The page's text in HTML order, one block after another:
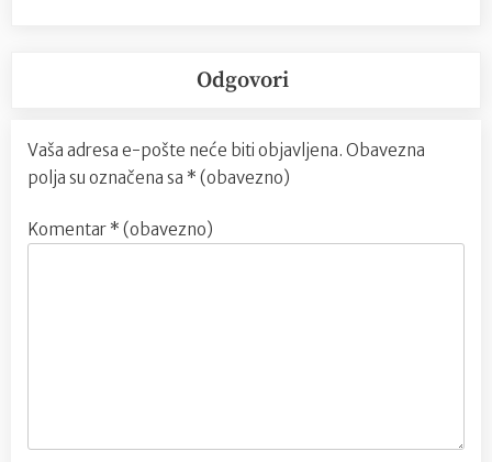
Odgovori
Vaša adresa e-pošte neće biti objavljena. Obavezna
polja su označena sa * (obavezno)
Komentar * (obavezno)